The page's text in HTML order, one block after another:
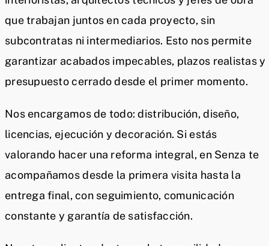
que trabajan juntos en cada proyecto, sin
subcontratas ni intermediarios. Esto nos permite
garantizar acabados impecables, plazos realistas y
presupuesto cerrado desde el primer momento.
Nos encargamos de todo: distribución, diseño,
licencias, ejecución y decoración. Si estás
valorando hacer una reforma integral, en Senza te
acompañamos desde la primera visita hasta la
entrega final, con seguimiento, comunicación
constante y garantía de satisfacción.